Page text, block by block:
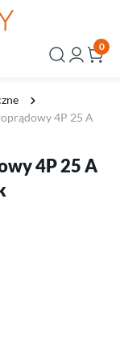
0
4P 25 A
4P 25 A